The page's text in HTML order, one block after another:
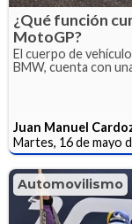
¿Qué función
MotoGP?
El cuerpo de
BMW, cuenta con
Juan Manuel
Martes, 16 de mayo
Automovilismo